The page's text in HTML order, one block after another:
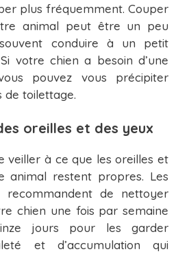
plus fréquemment. Couper
animal peut être un peu
conduire à un petit
votre chien a besoin d’une
pouvez vous précipiter
de toilettage.
oreilles et des yeux
veiller à ce que les oreilles et
animal restent propres. Les
recommandent de nettoyer
chien une fois par semaine
jours pour les garder
et d’accumulation qui